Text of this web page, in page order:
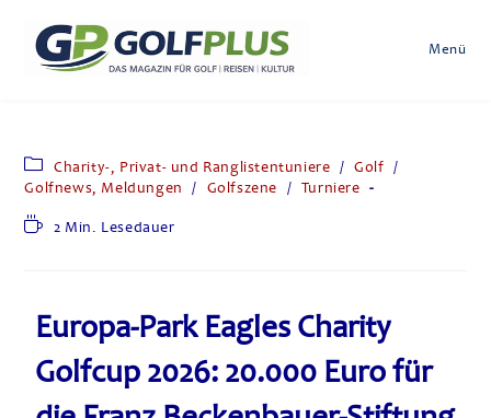
Menü
Charity-, Privat- und Ranglistentuniere / Golf /
Golfnews, Meldungen
/ Golfszene / Turniere
2 Min. Lesedauer
Europa-Park Eagles Charity
Golfcup 2026: 20.000 Euro für